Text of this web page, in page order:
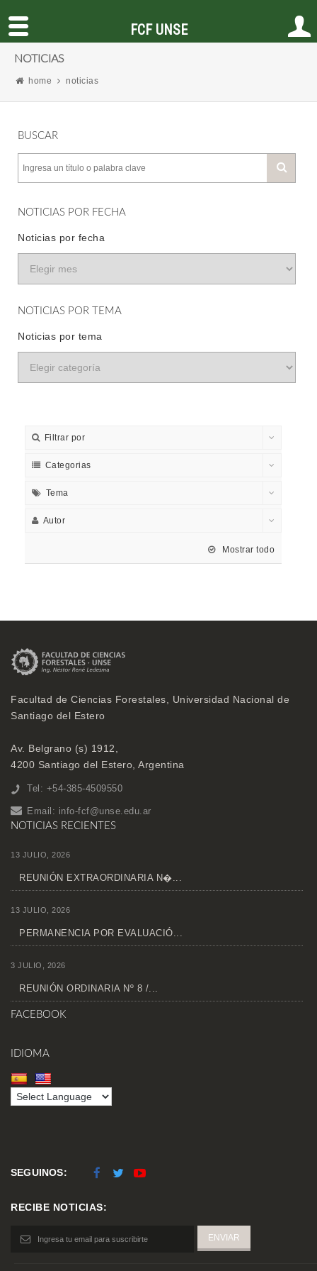
NOTICIAS
home noticias
BUSCAR
NOTICIAS POR FECHA
Noticias por fecha
NOTICIAS POR TEMA
Noticias por tema
Filtrar por
Categorias
Tema
Autor
Mostrar todo
Facultad de Ciencias Forestales, Universidad Nacional de
Santiago del Estero
Av. Belgrano (s) 1912,
4200 Santiago del Estero, Argentina
Tel: +54-385-4509550
Email: info-fcf@unse.edu.ar
NOTICIAS RECIENTES
13 JULIO, 2026
REUNIÓN EXTRAORDINARIA N�...
13 JULIO, 2026
PERMANENCIA POR EVALUACIÓ...
3 JULIO, 2026
REUNIÓN ORDINARIA Nº 8 /...
FACEBOOK
IDIOMA
SEGUINOS:
RECIBE NOTICIAS:
FCF UNSE